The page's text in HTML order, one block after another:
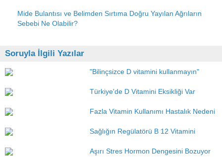
Mide Bulantısı ve Belimden Sırtıma Doğru Yayılan Ağrıların
Sebebi Ne Olabilir?
Soruyla İlgili Yazılar
"Bilinçsizce D vitamini kullanmayın"
Türkiye'de D Vitamini Eksikliği Var
Fazla Vitamin Kullanımı Hastalık Nedeni
Sağlığın Regülatörü B 12 Vitamini
Aşırı Stres Hormon Dengesini Bozuyor